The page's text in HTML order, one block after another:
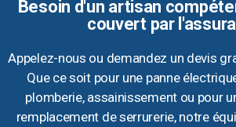
Besoin d'un artisan
couvert par
Appelez-nous ou demandez un devis
Que ce soit pour une panne
plomberie, assainissement ou pour
remplacement de serrurerie, notre